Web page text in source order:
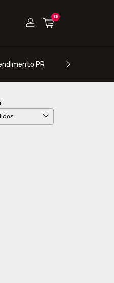
0
PR Atendimento